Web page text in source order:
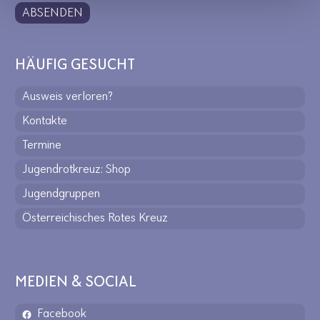
ABSENDEN
HÄUFIG GESUCHT
Ausweis verloren?
Kontakte
Termine
Jugendrotkreuz: Shop
Jugendgruppen
Österreichisches Rotes Kreuz
MEDIEN & SOCIAL
Facebook